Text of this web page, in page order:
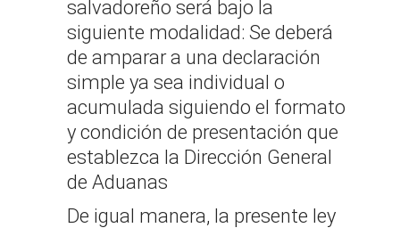
salvadoreño será bajo la
siguiente modalidad: Se deberá
de amparar a una declaración
simple ya sea individual o
acumulada siguiendo el formato
y condición de presentación que
establezca la Dirección General
de Aduanas
De igual manera, la presente ley